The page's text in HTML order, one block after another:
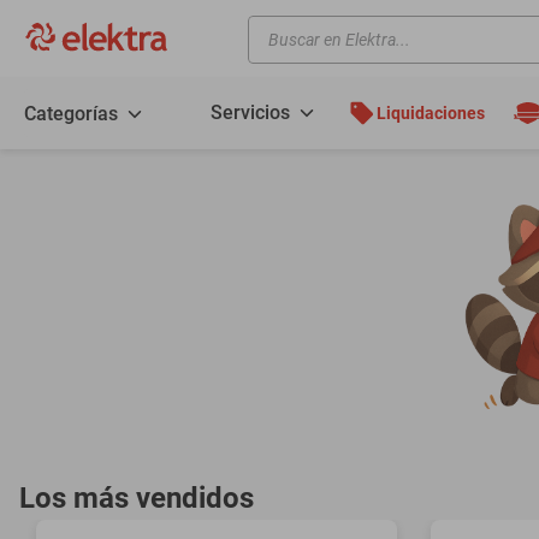
Buscar en Elektra...
Categorías Servicios Liquidaciones
Los más vendidos
motos